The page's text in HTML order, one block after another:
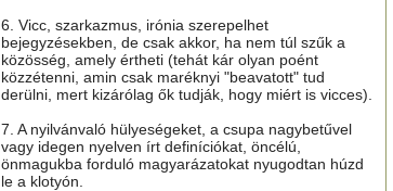
6. Vicc, szarkazmus, irónia szerepelhet
bejegyzésekben, de csak akkor, ha nem túl szűk a
közösség, amely értheti (tehát kár olyan poént
közzétenni, amin csak maréknyi "beavatott" tud
derülni, mert kizárólag ők tudják, hogy miért is vicces).
7. A nyilvánvaló hülyeségeket, a csupa nagybetűvel
vagy idegen nyelven írt definíciókat, öncélú,
önmagukba forduló magyarázatokat nyugodtan húzd
le a klotyón.